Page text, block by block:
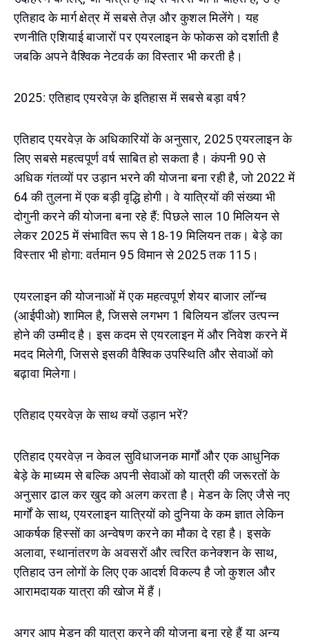
एतिहाद के मार्ग क्षेत्र में सबसे तेज़ और कुशल मिलेंगे। यह
रणनीति एशियाई बाजारों पर एयरलाइन के फोकस को दर्शाती है
जबकि अपने वैश्विक नेटवर्क का विस्तार भी करती है।
2025: एतिहाद एयरवेज़ के इतिहास में सबसे बड़ा वर्ष?
एतिहाद एयरवेज़ के अधिकारियों के अनुसार, 2025 एयरलाइन के
लिए सबसे महत्वपूर्ण वर्ष साबित हो सकता है। कंपनी 90 से
अधिक गंतव्यों पर उड़ान भरने की योजना बना रही है, जो 2022 में
64 की तुलना में एक बड़ी वृद्धि होगी। वे यात्रियों की संख्या भी
दोगुनी करने की योजना बना रहे हैं: पिछले साल 10 मिलियन से
लेकर 2025 में संभावित रूप से 18-19 मिलियन तक। बेड़े का
विस्तार भी होगा: वर्तमान 95 विमान से 2025 तक 115।
एयरलाइन की योजनाओं में एक महत्वपूर्ण शेयर बाजार लॉन्च
(आईपीओ) शामिल है, जिससे लगभग 1 बिलियन डॉलर उत्पन्न
होने की उम्मीद है। इस कदम से एयरलाइन में और निवेश करने में
मदद मिलेगी, जिससे इसकी वैश्विक उपस्थिति और सेवाओं को
बढ़ावा मिलेगा।
एतिहाद एयरवेज़ के साथ क्यों उड़ान भरें?
एतिहाद एयरवेज़ न केवल सुविधाजनक मार्गों और एक आधुनिक
बेड़े के माध्यम से बल्कि अपनी सेवाओं को यात्री की जरूरतों के
अनुसार ढाल कर खुद को अलग करता है। मेडन के लिए जैसे नए
मार्गों के साथ, एयरलाइन यात्रियों को दुनिया के कम ज्ञात लेकिन
आकर्षक हिस्सों का अन्वेषण करने का मौका दे रहा है। इसके
अलावा, स्थानांतरण के अवसरों और त्वरित कनेक्शन के साथ,
एतिहाद उन लोगों के लिए एक आदर्श विकल्प है जो कुशल और
आरामदायक यात्रा की खोज में हैं।
अगर आप मेडन की यात्रा करने की योजना बना रहे हैं या अन्य